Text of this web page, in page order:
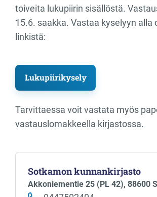
toiveita lukupiirin sisällöstä.
15.6. saakka. Vastaa kyselyyn alla
linkistä:
Lukupiirikysely
Tarvittaessa voit vastata myös
vastauslomakkeella kirjastossa.
Sotkamon kunnankirjasto
Akkoniementie 25 (PL 42), 88600